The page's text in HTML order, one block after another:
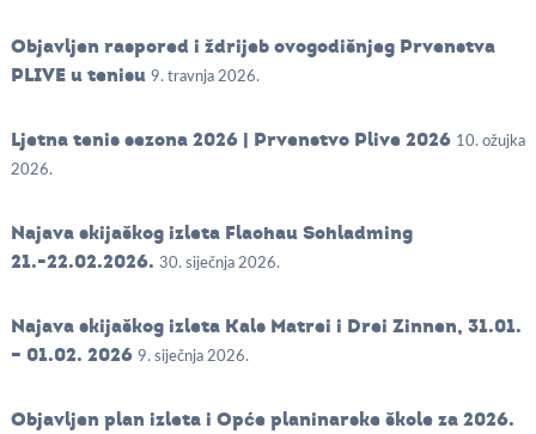
Objavljen raspored i ždrijeb ovogodišnjeg Prvenstva
PLIVE u tenisu 9. travnja 2026.
Ljetna tenis sezona 2026 | Prvenstvo Plive 2026 10. ožujka
2026.
Najava skijaškog izleta Flachau Schladming
21.-22.02.2026. 30. siječnja 2026.
Najava skijaškog izleta Kals Matrei i Drei Zinnen, 31.01.
– 01.02. 2026 9. siječnja 2026.
Objavljen plan izleta i Opće planinarske škole za 2026.